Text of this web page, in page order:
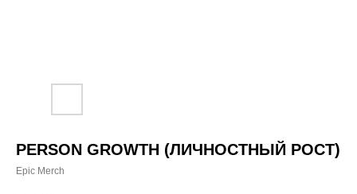
PERSON GROWTH (ЛИЧНОСТНЫЙ РОСТ)
Epic Merch